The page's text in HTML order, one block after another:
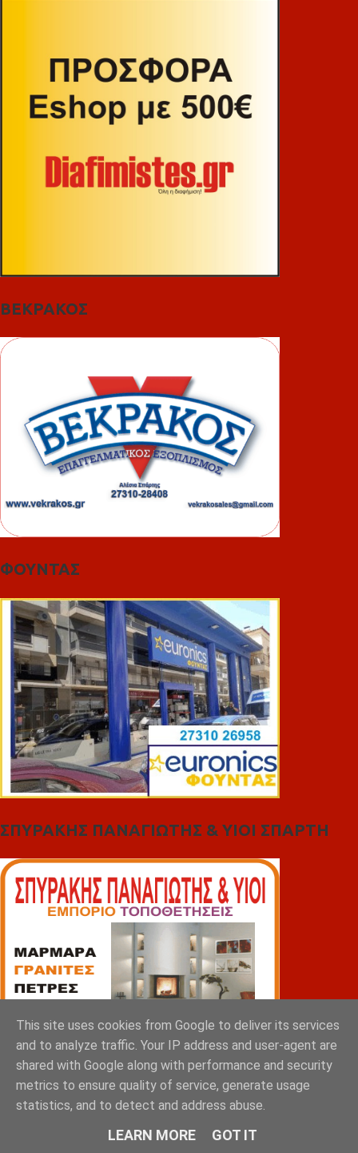
ΒΕΚΡΑΚΟΣ
ΦΟΥΝΤΑΣ
ΣΠΥΡΑΚΗΣ ΠΑΝΑΓΙΩΤΗΣ & YIOI ΣΠΑΡΤΗ
This site uses cookies from Google to deliver its services
and to analyze traffic. Your IP address and user-agent are
shared with Google along with performance and security
metrics to ensure quality of service, generate usage
statistics, and to detect and address abuse.
LEARN MORE GOT IT